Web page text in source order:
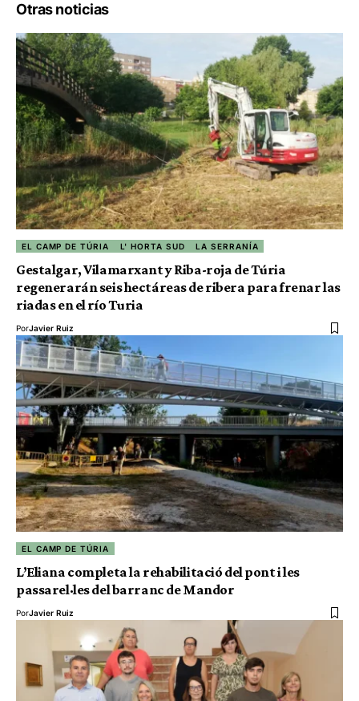
Otras noticias
EL CAMP DE TÚRIA L' HORTA SUD LA SERRANÍA
Gestalgar, Vilamarxant y Riba-roja de Túria
regenerarán seis hectáreas de ribera para frenar las
riadas en el río Turia
PorJavier Ruiz
EL CAMP DE TÚRIA
L’Eliana completa la rehabilitació del pont i les
passarel·les del barranc de Mandor
PorJavier Ruiz